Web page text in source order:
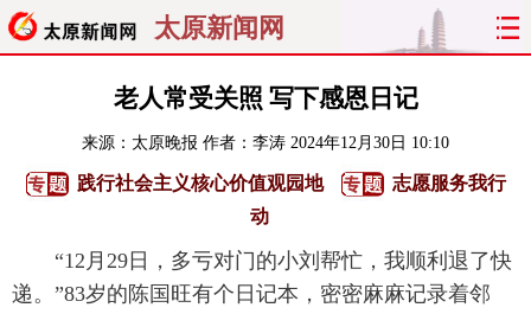
太原新闻网
聚焦 太原
经济 关注 文明 出行
旅游 理财 政务 教育
老人常受关照 写下感恩日记
来源： 太原晚报 作者：李涛 2024年12月30日 10:10
践行社会主义核心价值观园地
志愿服务我行
动
“12月29日，多亏对门的小刘帮忙，我顺利退了快
递。”83岁的陈国旺有个日记本，密密麻麻记录着邻